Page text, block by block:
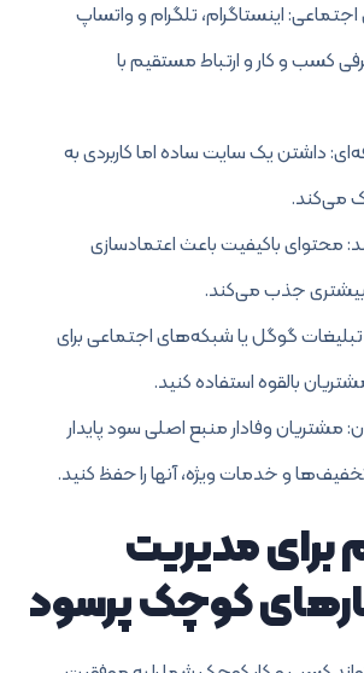
اینستاگرام، تلگرام و واتساپ
کسب و کار و ارتباط مستقیم با
داشتن یک سایت ساده اما کاربردی به
می‌کند.
محتوای باکیفیت باعث اعتمادسازی
جذب می‌کند.
گوگل یا شبکه‌های اجتماعی برای
بالقوه استفاده کنید.
مشتریان وفادار منبع اصلی سود پایدار
و خدمات ویژه، آنها را حفظ کنید.
برای مدیریت
کوچک پرسود